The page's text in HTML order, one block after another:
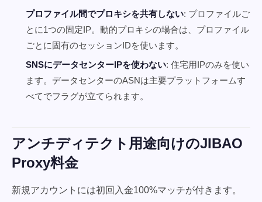
プロファイル間でプロキシを共有しない: プロファイルご
とに1つの固定IP。動的プロキシの場合は、プロファイル
ごとに固有のセッションIDを使います。
SNSにデータセンターIPを使わない: 住宅用IPのみを使い
ます。データセンターのASNは主要プラットフォームす
べてでフラグが立てられます。
アンチディテクト用途向けのJIBAO
Proxy料金
新規アカウントには初回入金100%マッチが付きます。